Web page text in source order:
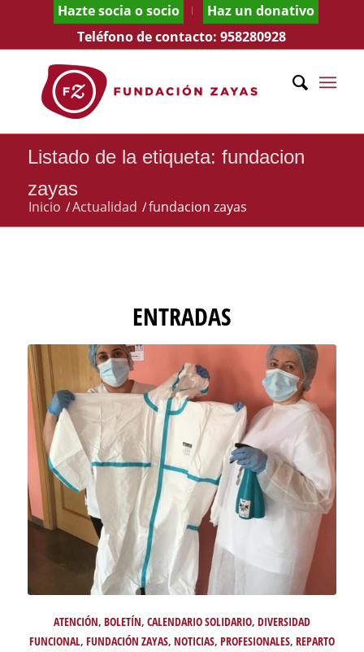
Hazte socia o socio
Haz un donativo
Teléfono de contacto:958280928
Listado de la etiqueta: fundacion
zayas
Inicio /Actualidad /fundacion zayas
ENTRADAS
ATENCIÓN, BOLETÍN, CALENDARIO SOLIDARIO, DIVERSIDAD
FUNCIONAL, FUNDACIÓN ZAYAS, NOTICIAS, PROFESIONALES, REPARTO